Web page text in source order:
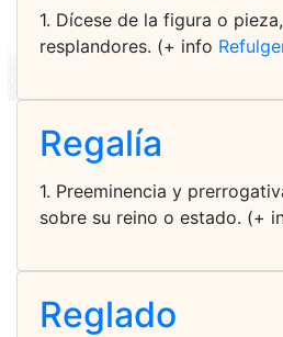
1. Dícese de la figura o
resplandores. (+ info
Regalía
1. Preeminencia y
sobre su reino o estado. (+
Reglado